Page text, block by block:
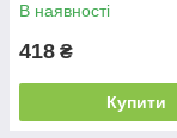
В наявності
418 ₴
Купити